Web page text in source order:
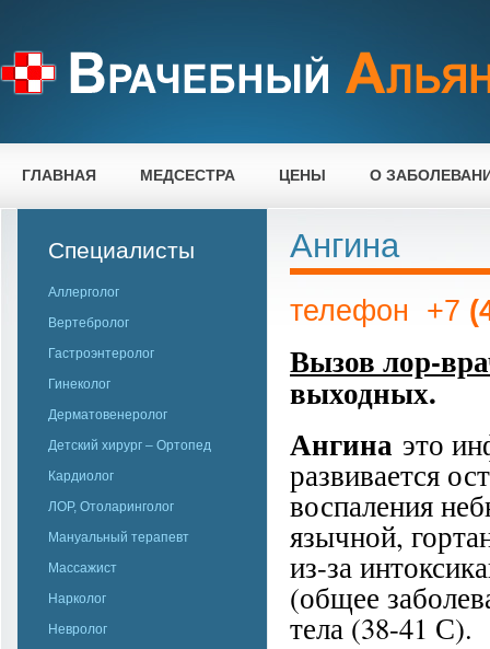
ГЛАВНАЯ МЕДСЕСТРА ЦЕНЫ О
Специалисты
Аллерголог
Вертебролог
Гастроэнтеролог
Гинеколог
Дерматовенеролог
Детский хирург – Ортопед
Кардиолог
ЛОР, Отоларинголог
Мануальный терапевт
Массажист
Нарколог
Невролог
Ангина
телефон +7
Вызов лор-
выходных.
Ангина это
развивается
воспаления
язычной,
из-за
(общее
тела (38-41 С).